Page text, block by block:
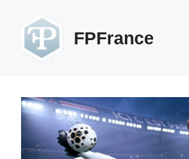
springen
FPFrance